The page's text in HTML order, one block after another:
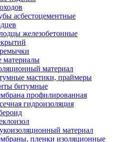
асбестоцементные
железобетонные
материалы
материал
мастики, праймеры
битумные
профилированная
гидроизоляция
материал
пленки изоляционные